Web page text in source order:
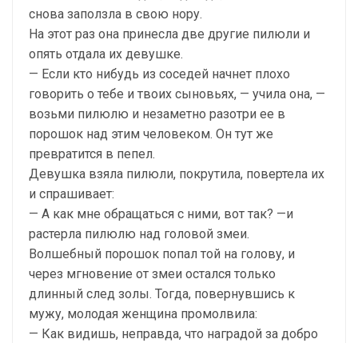
снова заползла в свою нору.
На этот раз она принесла две другие пилюли и
опять отдала их девушке.
— Если кто нибудь из соседей начнет плохо
говорить о тебе и твоих сыновьях, — учила она, —
возьми пилюлю и незаметно разотри ее в
порошок над этим человеком. Он тут же
превратится в пепел.
Девушка взяла пилюли, покрутила, повертела их
и спрашивает:
— А как мне обращаться с ними, вот так? —и
растерла пилюлю над головой змеи.
Волшебный порошок попал той на голову, и
через мгновение от змеи остался только
длинный след золы. Тогда, повернувшись к
мужу, молодая женщина промолвила:
— Как видишь, неправда, что наградой за добро